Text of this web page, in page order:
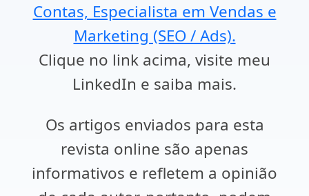
Contas, Especialista em Vendas e
Marketing (SEO / Ads).
Clique no link acima, visite meu
LinkedIn e saiba mais.
Os artigos enviados para esta
revista online são apenas
informativos e refletem a opinião